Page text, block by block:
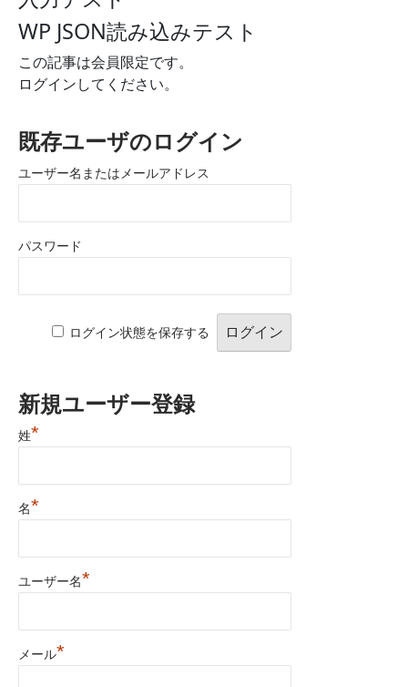
WP JSON読み込みテスト
この記事は会員限定です。
ログインしてください。
既存ユーザのログイン
ユーザー名またはメールアドレス
パスワード
ログイン状態を保存する
新規ユーザー登録
姓*
名*
ユーザー名*
メール*